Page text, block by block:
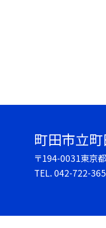
町田市立
〒194-0031東京
TEL. 042-722-